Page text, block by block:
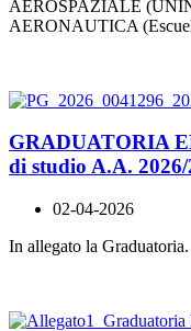
AEROSPAZIALE
AERONAUTICA
GRADUATORIA
di studio A.A. 2026/
02-04-2026
In allegato la